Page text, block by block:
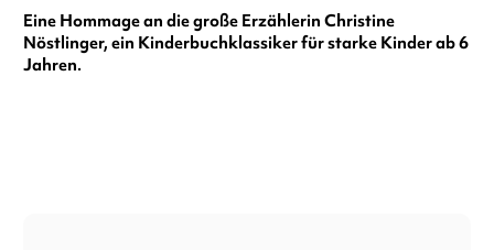
Eine Hommage an die große Erzählerin Christine
Nöstlinger, ein Kinderbuchklassiker für starke Kinder ab 6
Jahren.